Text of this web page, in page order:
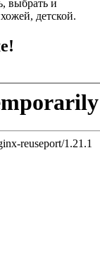
выбрать и
детской.